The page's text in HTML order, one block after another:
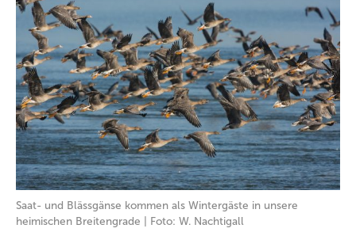
Saat- und Blässgänse kommen als Wintergäste in unsere
heimischen Breitengrade | Foto: W. Nachtigall